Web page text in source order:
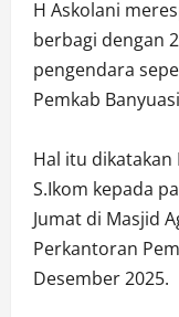
H Askolani
berbagi dengan
pengendara
Pemkab
Hal itu dikatakan
S.Ikom kepada
Jumat di Masjid
Perkantoran
Desember 2025.